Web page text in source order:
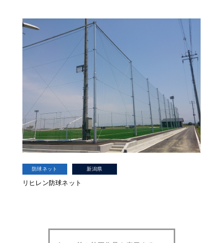
防球ネット 新潟県
リヒレン防球ネット